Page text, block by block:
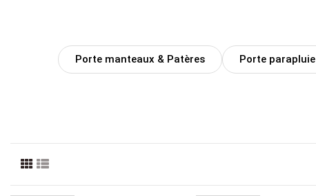
Porte manteaux & Patères Porte parapluie